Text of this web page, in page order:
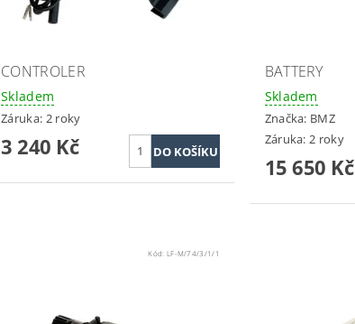
CONTROLER
Skladem
Záruka: 2 roky
3 240 Kč
BATTERY
Skladem
Značka: BMZ
Záruka: 2 roky
15 650 Kč
Kód: LF-M/74/3/1/1